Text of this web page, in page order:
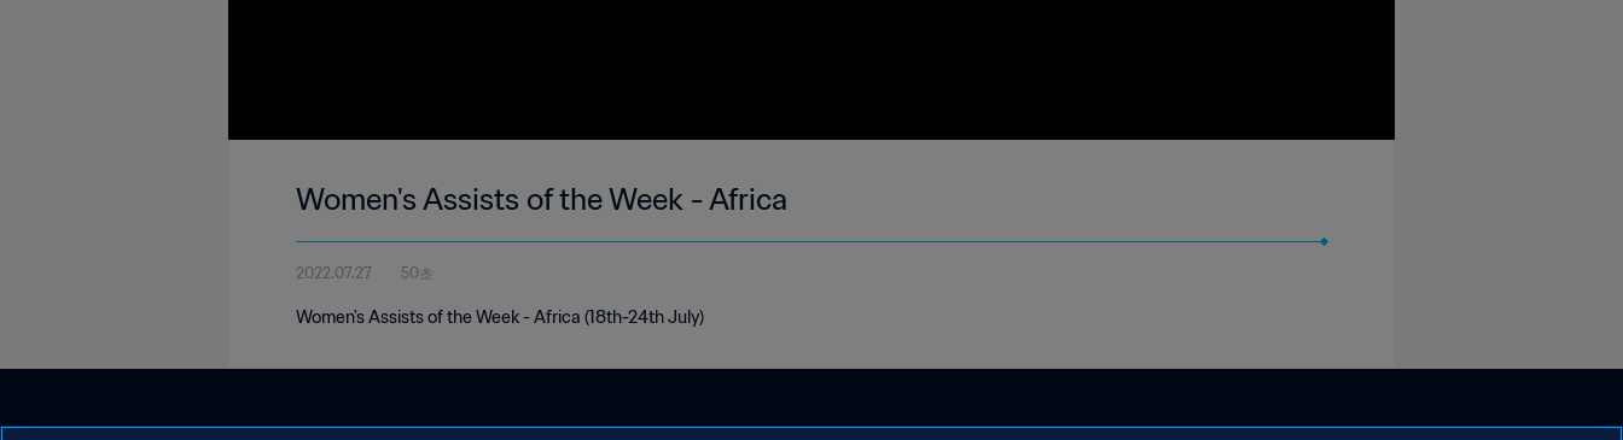
Women's Assists of the Week - Africa
2022.07.27 50초
Women's Assists of the Week - Africa (18th-24th July)